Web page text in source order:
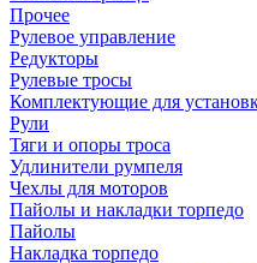
Прочее
Рулевое управление
Редукторы
Рулевые тросы
Комплектующие для
Рули
Тяги и опоры троса
Удлинители румпеля
Чехлы для моторов
Пайолы и накладки торпедо
Пайолы
Накладка торпедо